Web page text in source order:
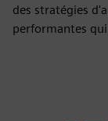
des stratégies
performantes